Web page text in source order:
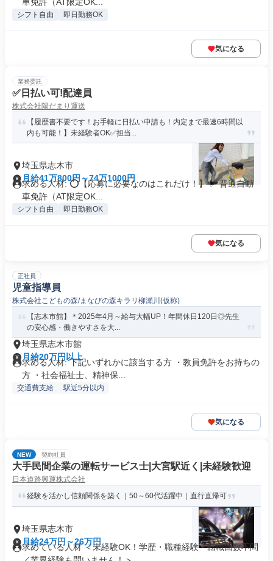
シフト自由 即日勤務OK
気になる
業務委託
✅日払い可!配達員
株式会社陽だまり運送
【履歴書不要です！お手軽に日払い申請も！内定まで最速6時間以
内も可能！】未経験者OK✅担当...
埼玉県志木市
月給41万800円～74万1000円
求める人材: ⭕️【応募に必要なのはこれだけ！】 ✅ 普通自動
車免許（AT限定OK...
シフト自由 即日勤務OK
気になる
正社員
児童指導員
株式会社こどもの森/まなびの森キラリ柳瀬川(仮称)
【志木市館】＊2025年4月～給与大幅UP！年間休日120日◎先生
の安心感・働きやすさを大...
埼玉県志木市館
月給20万円以上
求める人材: 下記いずれかに該当する方 ・教員免許をお持ちの
方 ・社会福祉士、精神保...
交通費支給 駅近5分以内
気になる
NEW 契約社員
大手民間企業の運転サービス士|大宮駅近く|未経験歓迎
日本道路興運株式会社
経験を活かし信頼関係を築く｜50～60代活躍中｜直行直帰可
埼玉県志木市
月給24万円～26万円
求めている人材 ＜未経験OK！学歴・職種経験・転職回数不問